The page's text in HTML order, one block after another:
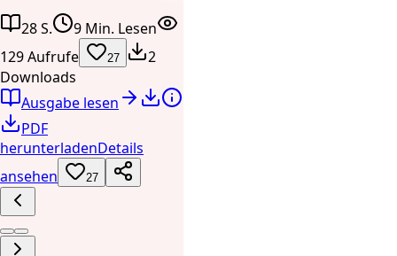
28 S.
9 Min. Lesen
129 Aufrufe
27
2
Downloads
Ausgabe lesen
PDF
herunterladenDetails
ansehen
27